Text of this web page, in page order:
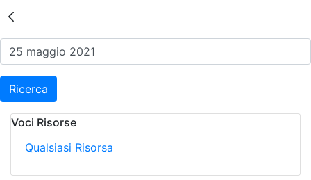
Risultati della Ricerca -
Ricerca
Voci Risorse
Qualsiasi Risorsa